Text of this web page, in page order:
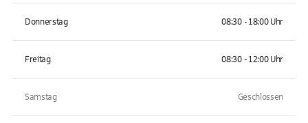
Donnerstag 08:30 - 18:00 Uhr
Freitag 08:30 - 12:00 Uhr
Samstag Geschlossen